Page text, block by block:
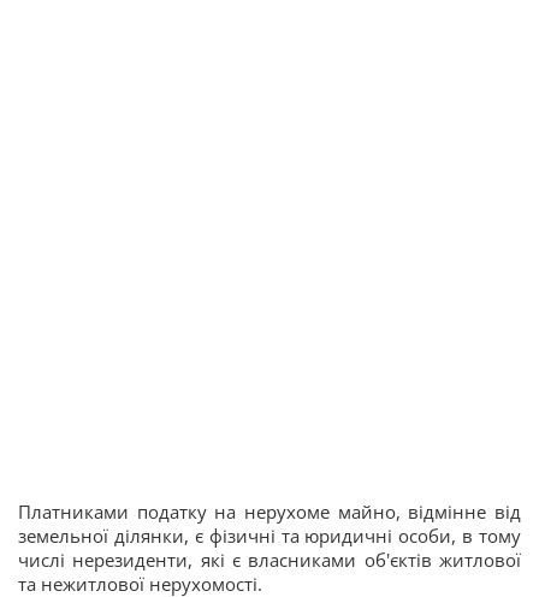
Платниками податку на нерухоме майно, відмінне від
земельної ділянки, є фізичні та юридичні особи, в тому
числі нерезиденти, які є власниками об'єктів житлової
та нежитлової нерухомості.